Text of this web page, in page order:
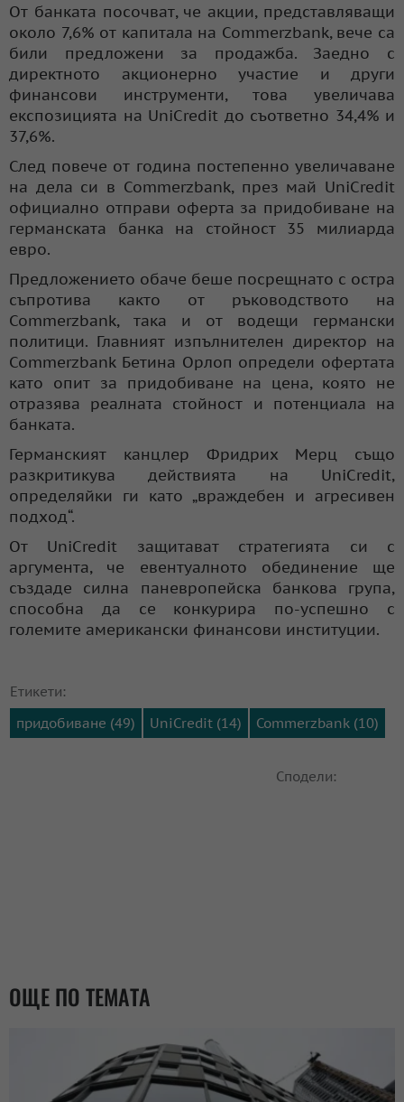
От банката посочват, че акции, представляващи
около 7,6% от капитала на Commerzbank, вече са
били предложени за продажба. Заедно с
директното акционерно участие и други
финансови инструменти, това увеличава
експозицията на UniCredit до съответно 34,4% и
37,6%.
След повече от година постепенно увеличаване
на дела си в Commerzbank, през май UniCredit
официално отправи оферта за придобиване на
германската банка на стойност 35 милиарда
евро.
Предложението обаче беше посрещнато с остра
съпротива както от ръководството на
Commerzbank, така и от водещи германски
политици. Главният изпълнителен директор на
Commerzbank Бетина Орлоп определи офертата
като опит за придобиване на цена, която не
отразява реалната стойност и потенциала на
банката.
Германският канцлер Фридрих Мерц също
разкритикува действията на UniCredit,
определяйки ги като „враждебен и агресивен
подход“.
От UniCredit защитават стратегията си с
аргумента, че евентуалното обединение ще
създаде силна паневропейска банкова група,
способна да се конкурира по-успешно с
големите американски финансови институции.
Етикети:
придобиване (49)
UniCredit (14) Commerzbank (10)
Сподели:
ОЩЕ ПО ТЕМАТА